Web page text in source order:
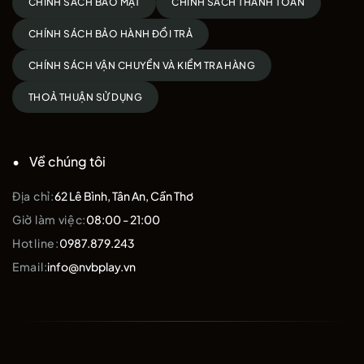
CHÍNH SÁCH BẢO HÀNH ĐỔI TRẢ
CHÍNH SÁCH VẬN CHUYỂN VÀ KIỂM TRA HÀNG
THOẢ THUẬN SỬ DỤNG
Về chúng tôi
Địa chỉ:62 Lê Bình, Tân An, Cần Thơ
Giờ làm việc:08:00 - 21:00
Hotline:0987.879.243
Email:info@nvbplay.vn